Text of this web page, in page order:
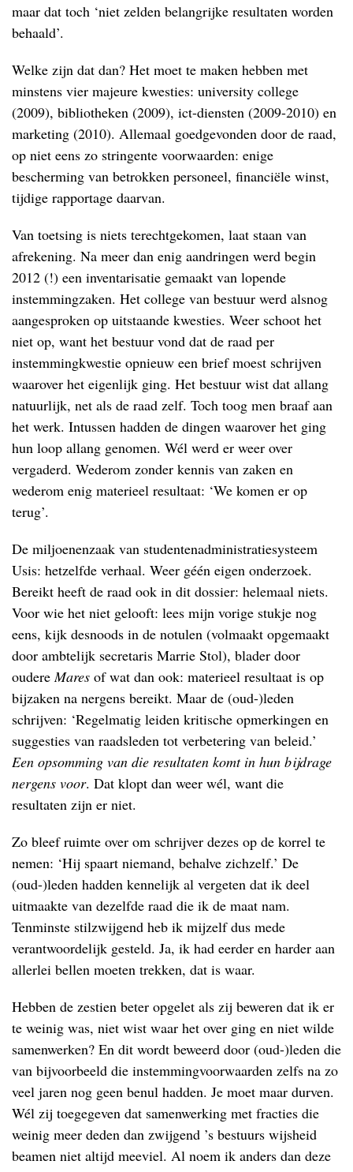
maar dat toch ‘niet zelden belangrijke resultaten worden
behaald’.
Welke zijn dat dan? Het moet te maken hebben met
minstens vier majeure kwesties: university college
(2009), bibliotheken (2009), ict-diensten (2009-2010) en
marketing (2010). Allemaal goedgevonden door de raad,
op niet eens zo stringente voorwaarden: enige
bescherming van betrokken personeel, financiële winst,
tijdige rapportage daarvan.
Van toetsing is niets terechtgekomen, laat staan van
afrekening. Na meer dan enig aandringen werd begin
2012 (!) een inventarisatie gemaakt van lopende
instemmingzaken. Het college van bestuur werd alsnog
aangesproken op uitstaande kwesties. Weer schoot het
niet op, want het bestuur vond dat de raad per
instemmingkwestie opnieuw een brief moest schrijven
waarover het eigenlijk ging. Het bestuur wist dat allang
natuurlijk, net als de raad zelf. Toch toog men braaf aan
het werk. Intussen hadden de dingen waarover het ging
hun loop allang genomen. Wél werd er weer over
vergaderd. Wederom zonder kennis van zaken en
wederom enig materieel resultaat: ‘We komen er op
terug’.
De miljoenenzaak van studentenadministratiesysteem
Usis: hetzelfde verhaal. Weer géén eigen onderzoek.
Bereikt heeft de raad ook in dit dossier: helemaal niets.
Voor wie het niet gelooft: lees mijn vorige stukje nog
eens, kijk desnoods in de notulen (volmaakt opgemaakt
door ambtelijk secretaris Marrie Stol), blader door
oudereMares of wat dan ook: materieel resultaat is op
bijzaken na nergens bereikt. Maar de (oud-)leden
schrijven: ‘Regelmatig leiden kritische opmerkingen en
suggesties van raadsleden tot verbetering van beleid.’
Een opsomming van die resultaten komt in hun bijdrage
nergens voor. Dat klopt dan weer wél, want die
resultaten zijn er niet.
Zo bleef ruimte over om schrijver dezes op de korrel te
nemen: ‘Hij spaart niemand, behalve zichzelf.’ De
(oud-)leden hadden kennelijk al vergeten dat ik deel
uitmaakte van dezelfde raad die ik de maat nam.
Tenminste stilzwijgend heb ik mijzelf dus mede
verantwoordelijk gesteld. Ja, ik had eerder en harder aan
allerlei bellen moeten trekken, dat is waar.
Hebben de zestien beter opgelet als zij beweren dat ik er
te weinig was, niet wist waar het over ging en niet wilde
samenwerken? En dit wordt beweerd door (oud-)leden die
van bijvoorbeeld die instemmingvoorwaarden zelfs na zo
veel jaren nog geen benul hadden. Je moet maar durven.
Wél zij toegegeven dat samenwerking met fracties die
weinig meer deden dan zwijgend ’s bestuurs wijsheid
beamen niet altijd meeviel. Al noem ik anders dan deze